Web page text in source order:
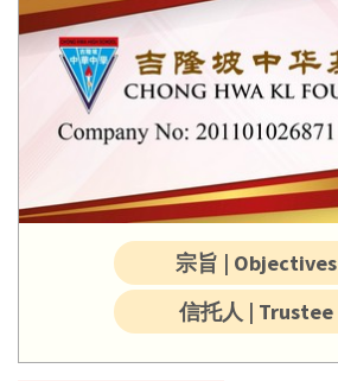
宗旨 | Objectives
信托人 | Trustee